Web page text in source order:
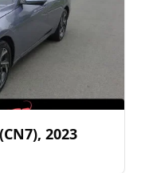
, 2023